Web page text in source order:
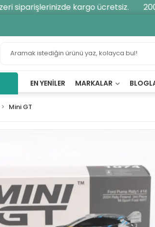
siparişlerinizde kargo ücretsiz.
EN YENILER MARKALAR
Mini GT